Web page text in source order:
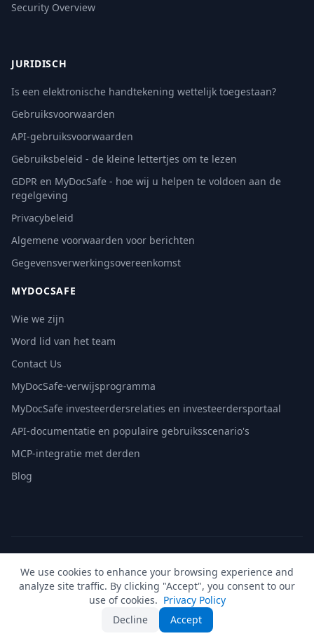
Security Overview
JURIDISCH
Is een elektronische handtekening wettelijk toegestaan?
Gebruiksvoorwaarden
API-gebruiksvoorwaarden
Gebruiksbeleid - de kleine lettertjes om te lezen
GDPR en MyDocSafe - hoe wij u helpen te voldoen aan de
regelgeving
Privacybeleid
Algemene voorwaarden voor berichten
Gegevensverwerkingsovereenkomst
MYDOCSAFE
Wie we zijn
Word lid van het team
Contact Us
MyDocSafe-verwijsprogramma
MyDocSafe investeerdersrelaties en investeerdersportaal
API-documentatie en populaire gebruiksscenario's
MCP-integratie met derden
Blog
© 2026 MyDocSafe. Alle rechten voorbehouden. | Sitemap
|
build dev
🇬🇧 UK🇺🇸 US🇵🇱 PL🇺🇦 UA🇪🇸 ES 🇩🇪 DE🇫🇷 FR 🇳🇱 NL🇵🇹 PT🇮🇹 IT
We use cookies to enhance your browsing experience and
analyze site traffic. By clicking "Accept", you consent to our
use of cookies. Privacy Policy
Decline
Accept